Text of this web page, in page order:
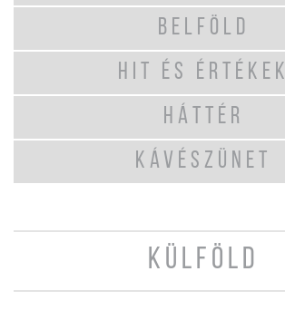
BELFÖLD
HIT ÉS ÉRTÉKEK
HÁTTÉR
KÁVÉSZÜNET
KÜLFÖLD